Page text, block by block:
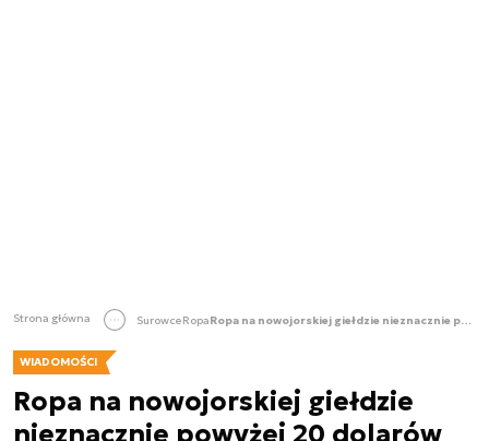
Strona główna SurowceRopa Ropa na nowojorskiej giełdzie nieznacznie powyżej 20 dolarów za baryłkę
WIADOMOŚCI
Ropa na nowojorskiej giełdzie
nieznacznie powyżej 20 dolarów